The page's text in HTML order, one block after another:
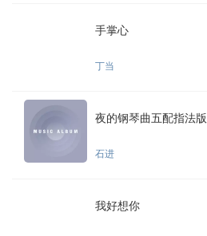
手掌心
丁当
夜的钢琴曲五配指法版
石进
我好想你